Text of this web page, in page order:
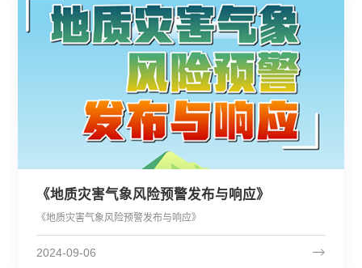
《地质灾害气象风险预警发布与响应》
《地质灾害气象风险预警发布与响应》
2024-09-06